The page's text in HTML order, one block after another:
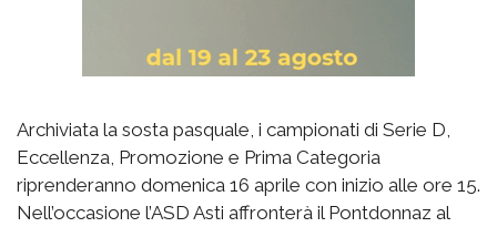
Archiviata la sosta pasquale, i campionati di Serie D,
Eccellenza, Promozione e Prima Categoria
riprenderanno domenica 16 aprile con inizio alle ore 15.
Nell’occasione l’ASD Asti affronterà il Pontdonnaz al